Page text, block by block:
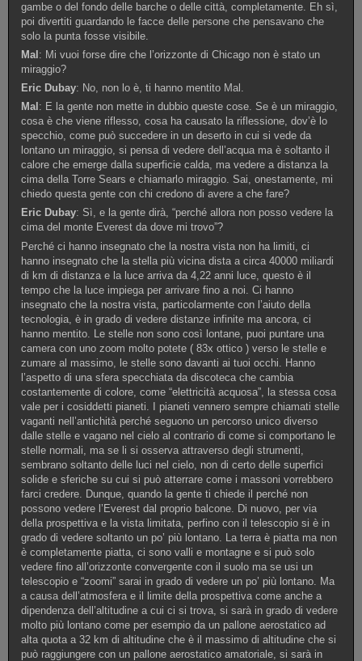
gambe o del fondo delle barche o delle città, completamente. Eh sì,
poi divertiti guardando le facce delle persone che pensavano che
solo la punta fosse visibile.
Mal : Mi vuoi forse dire che l’orizzonte di Chicago non è stato un
miraggio?
Eric Dubay: No, non lo è, ti hanno mentito Mal.
Mal : E la gente non mette in dubbio queste cose. Se è un miraggio,
cosa è che viene riflesso, cosa ha causato la riflessione, dov’è lo
specchio, come può succedere in un deserto in cui si vede da
lontano un miraggio, si pensa di vedere dell’acqua ma è soltanto il
calore che emerge dalla superficie calda, ma vedere a distanza la
cima della Torre Sears e chiamarlo miraggio. Sai, onestamente, mi
chiedo questa gente con chi credono di avere a che fare?
Eric Dubay: Sì, e la gente dirà, “perché allora non posso vedere la
cima del monte Everest da dove mi trovo”?
Perché ci hanno insegnato che la nostra vista non ha limiti, ci
hanno insegnato che la stella più vicina dista a circa 40000 miliardi
di km di distanza e la luce arriva da 4,22 anni luce, questo è il
tempo che la luce impiega per arrivare fino a noi. Ci hanno
insegnato che la nostra vista, particolarmente con l’aiuto della
tecnologia, è in grado di vedere distanze infinite ma ancora, ci
hanno mentito. Le stelle non sono così lontane, puoi puntare una
camera con uno zoom molto potete ( 83x ottico ) verso le stelle e
zumare al massimo, le stelle sono davanti ai tuoi occhi. Hanno
l’aspetto di una sfera specchiata da discoteca che cambia
costantemente di colore, come “elettricità acquosa”, la stessa cosa
vale per i cosiddetti pianeti. I pianeti vennero sempre chiamati stelle
vaganti nell’antichità perché seguono un percorso unico diverso
dalle stelle e vagano nel cielo al contrario di come si comportano le
stelle normali, ma se li si osserva attraverso degli strumenti,
sembrano soltanto delle luci nel cielo, non di certo delle superfici
solide e sferiche su cui si può atterrare come i massoni vorrebbero
farci credere. Dunque, quando la gente ti chiede il perché non
possono vedere l’Everest dal proprio balcone. Di nuovo, per via
della prospettiva e la vista limitata, perfino con il telescopio si è in
grado di vedere soltanto un po’ più lontano. La terra è piatta ma non
è completamente piatta, ci sono valli e montagne e si può solo
vedere fino all’orizzonte convergente con il suolo ma se usi un
telescopio e “zoomi” sarai in grado di vedere un po’ più lontano. Ma
a causa dell’atmosfera e il limite della prospettiva come anche a
dipendenza dell’altitudine a cui ci si trova, si sarà in grado di vedere
molto più lontano come per esempio da un pallone aerostatico ad
alta quota a 32 km di altitudine che è il massimo di altitudine che si
può raggiungere con un pallone aerostatico amatoriale, si sarà in